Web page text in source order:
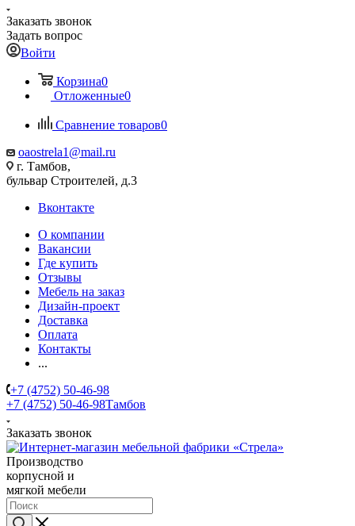
Заказать звонок
Задать вопрос
Войти
Корзина0
Отложенные0
Сравнение товаров0
oaostrela1@mail.ru
г. Тамбов,
бульвар Строителей, д.3
Вконтакте
О компании
Вакансии
Где купить
Отзывы
Мебель на заказ
Дизайн-проект
Доставка
Оплата
Контакты
...
+7 (4752) 50-46-98
+7 (4752) 50-46-98Тамбов
Заказать звонок
Производство
корпусной и
мягкой мебели